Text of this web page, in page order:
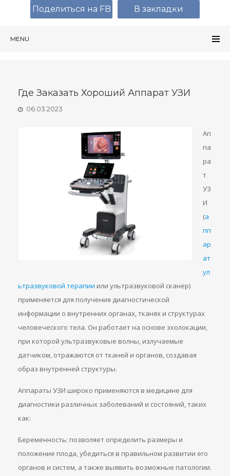
MENU
Где Заказать Хороший Аппарат УЗИ
06.03.2023
Ап
па
ра
т
УЗ
И
(а
пп
ар
ат
ул
ьтразвуковой терапии или ультразвуковой сканер)
применяется для получения диагностической
информации о внутренних органах, тканях и структурах
человеческого тела. Он работает на основе эхолокации,
при которой ультразвуковые волны, излучаемые
датчиком, отражаются от тканей и органов, создавая
образ внутренней структуры.
Аппараты УЗИ широко применяются в медицине для
диагностики различных заболеваний и состояний, таких
как:
Беременность: позволяет определить размеры и
положение плода, убедиться в правильном развитии его
органов и систем, а также выявить возможные патологии.
Поделиться на FB В закладки